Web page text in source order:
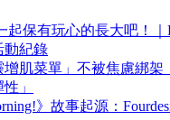
起保有玩心的長大吧！｜
動紀錄
肌菜單」不被焦慮綁架
」
》故事起源：